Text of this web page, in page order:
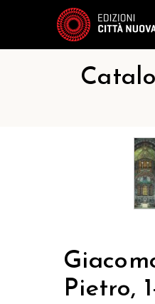
Pietro,